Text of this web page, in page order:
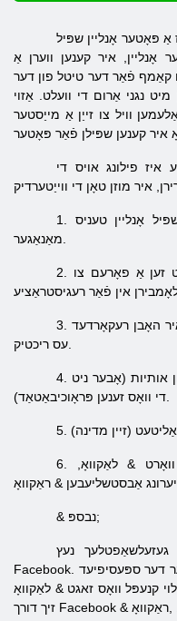
אַ פּאָטער אָנליין שפּיל
אָנליין, איר קענען ווערן אַ
קאַמף פֿאַר דער טיטל פון דער
נגני אַרום די וועלט. אַזוי
וויל צו זייַן אַ מייַסטער
איז פילונג אויס די
1. געפֿינען די פּלאַץ דורך אַ בלעטערער שפּיל אָנליין טעניס
2. אין די מיטן פון די היים בלאַט איר וועט זען אַ פאָרעם צו
3. אַרייַן אייער בליצפּאָסט אַדרעס. קוק אַז איר האָבן רעקאָרדעד
4. שרייב דיין פּאַראָל ניצן אַ קאָמבינאַציע פון ​​אותיות (אָבער ניט
& לאַקוואָ,
אַבסטשליעבען
& נבספּ;
געזעלשאַפטלעך נעץ
Facebook. צו טאָן דעם איר וועט דאַרפֿן צו נידעריקער דער ספּעסיפיעד
זיך דורך Facebook